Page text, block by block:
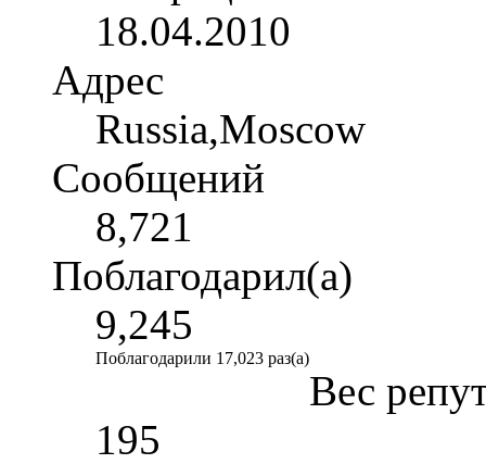
18.04.2010
Адрес
Russia,Moscow
Сообщений
8,721
Поблагодарил(а)
9,245
Поблагодарили 17,023 раз(а)
Вес
195